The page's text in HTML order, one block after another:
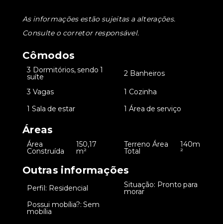
As informações estão sujeitas a alterações.
Consulte o corretor responsável.
Cômodos
3 Dormitórios, sendo 1
suíte 2 Banheiros
3 Vagas
1 Cozinha
1 Sala de estar 1 Área de serviço
Áreas
Área
Construída
150,17
m²
Terreno Área
Total
140m
²
Outras informações
Perfil: Residencial Situação: Pronto para
morar
Possui mobília?: Sem
mobília